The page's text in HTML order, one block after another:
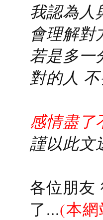
我認為人
會理解對
若是多一
對的人
感情盡了
謹以此文
各位朋友
了...(本